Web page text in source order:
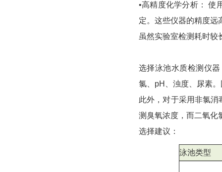
•高精度化学分析： 使
定。这些仪器的精度远
虽然实验室检测耗时较
选择泳池水质检测仪
氯、pH、浊度、尿素
此外，对于采用非氯
测臭氧浓度，而二氧化
选择建议：
泳池类型